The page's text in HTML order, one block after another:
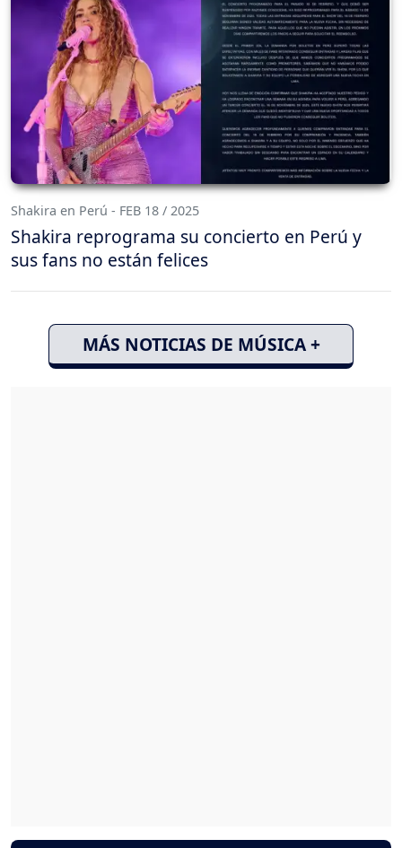
Shakira en Perú - FEB 18 / 2025
Shakira reprograma su concierto en Perú y
sus fans no están felices
MÁS NOTICIAS DE MÚSICA +